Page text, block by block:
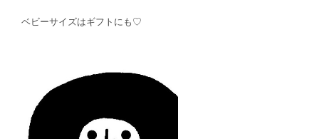
ベビーサイズはギフトにも♡